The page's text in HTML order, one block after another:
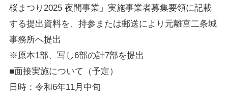
桜まつり2025 夜間事業」実施事業者募集要領に記載
する提出資料を、持参または郵送により元離宮二条城
事務所へ提出
※原本1部、写し6部の計7部を提出
■面接実施について（予定）
日時：令和6年11月中旬